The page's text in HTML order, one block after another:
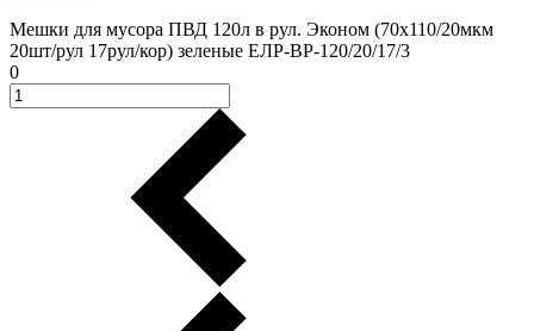
Мешки для мусора ПВД 120л в рул. Эконом (70х110/20мкм
20шт/рул 17рул/кор) зеленые ЕЛР-ВР-120/20/17/3
0